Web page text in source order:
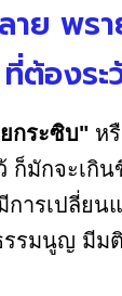
าย พร
ต้องระ
กระซิบ" ห
ก็มักจะเกิ
การเปลี่ย
รรมนูญ มีม